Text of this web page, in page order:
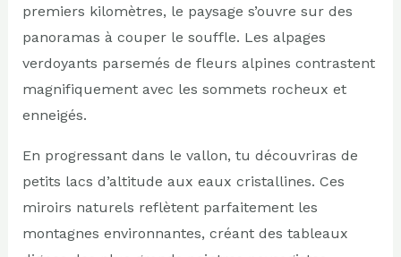
premiers kilomètres, le paysage s’ouvre sur des
panoramas à couper le souffle. Les alpages
verdoyants parsemés de fleurs alpines contrastent
magnifiquement avec les sommets rocheux et
enneigés.
En progressant dans le vallon, tu découvriras de
petits lacs d’altitude aux eaux cristallines. Ces
miroirs naturels reflètent parfaitement les
montagnes environnantes, créant des tableaux